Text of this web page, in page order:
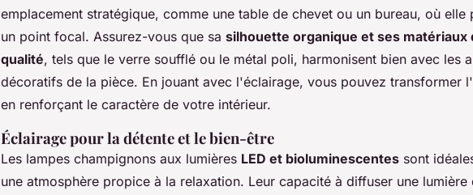
emplacement stratégique, comme une table de chevet ou un bureau, où elle
un point focal. Assurez-vous que sa silhouette organique et ses matériaux
qualité, tels que le verre soufflé ou le métal poli, harmonisent bien avec les
décoratifs de la pièce. En jouant avec l'éclairage, vous pouvez transformer
en renforçant le caractère de votre intérieur.
Éclairage pour la détente et le bien-être
Les lampes champignons aux lumières LED et bioluminescentes sont
une atmosphère propice à la relaxation. Leur capacité à diffuser une lumière